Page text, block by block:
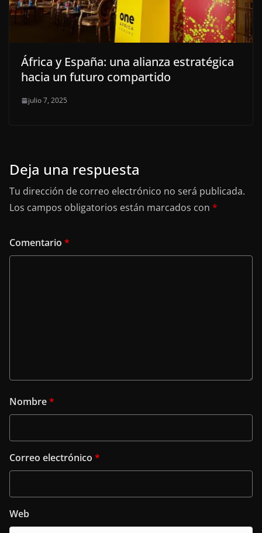
África y España: una alianza estratégica
hacia un futuro compartido
julio 7, 2025
Deja una respuesta
Tu dirección de correo electrónico no será publicada.
Los campos obligatorios están marcados con *
Comentario *
Nombre*
Correo electrónico *
Web